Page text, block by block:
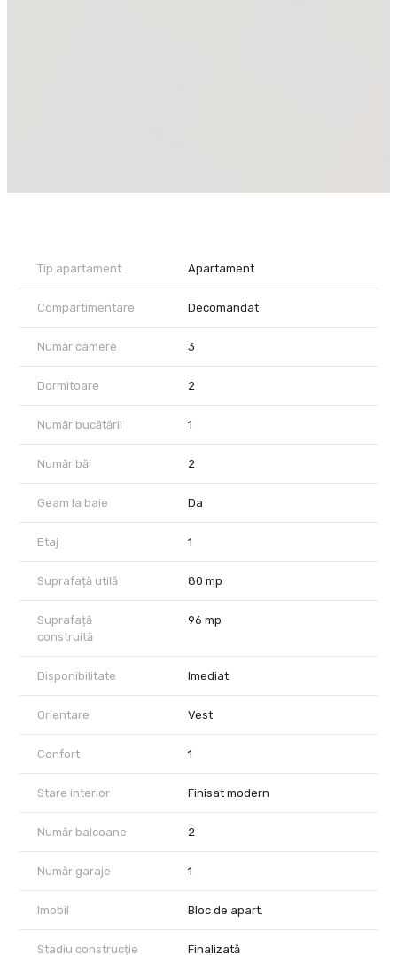
Garanție: 550 Euro.
Garaj opțional: 50 Euro/lună
De ce să alegi acest apartament?
✔️ Design modern și compartimentare inteligentă
✔️ Ideal pentru un cuplu activ, care lucrează de acasă sau are
Programează o vizionare și descoperă un apartament care nu
oferă doar camere – ci o experiență de locuit completă!
Tip apartament Apartament
Compartimentare Decomandat
Număr camere 3
Dormitoare 2
Număr bucătării 1
Număr băi 2
Geam la baie Da
Etaj 1
Suprafață utilă 80 mp
Suprafață
construită
96 mp
Disponibilitate Imediat
Orientare Vest
Confort 1
Stare interior Finisat modern
Număr balcoane 2
Număr garaje 1
Imobil Bloc de apart.
Stadiu construcție Finalizată